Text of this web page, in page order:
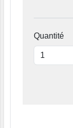
Quantité